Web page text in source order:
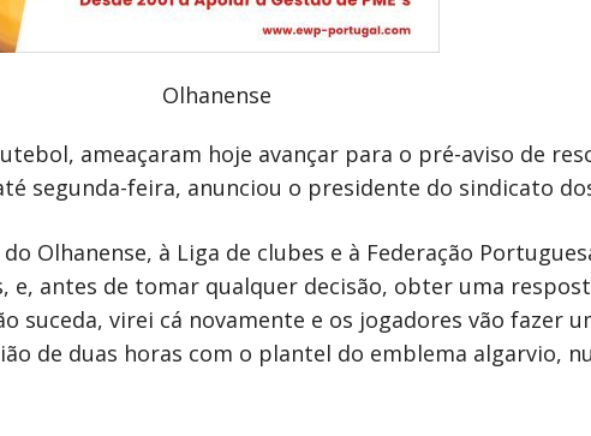
ameaçaram hoje avançar para o pré-aviso de
segunda-feira, anunciou o presidente do sindicato
Olhanense, à Liga de clubes e à Federação
antes de tomar qualquer decisão, obter uma
suceda, virei cá novamente e os jogadores vão fazer
de duas horas com o plantel do emblema algarvio,